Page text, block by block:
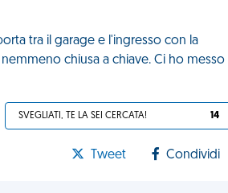
tra il garage e l'ingresso con la
chiusa a chiave. Ci ho messo
SVEGLIATI, TE LA SEI CERCATA! 14
Tweet Condividi